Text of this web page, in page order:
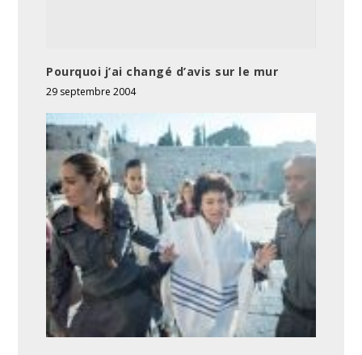
Pourquoi j’ai changé d’avis sur le mur
29 septembre 2004